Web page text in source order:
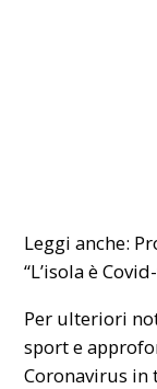
Leggi anche:
“L’isola è
Per ulteriori
sport e
Coronavirus in